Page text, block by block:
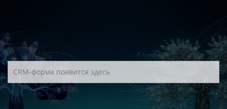
CRM-форма появится здесь